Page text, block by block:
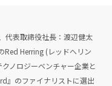
代表取締役社長：渡辺健太
Herring (レッドへリン
ノロジーベンチャー企業と
』のファイナリストに選出